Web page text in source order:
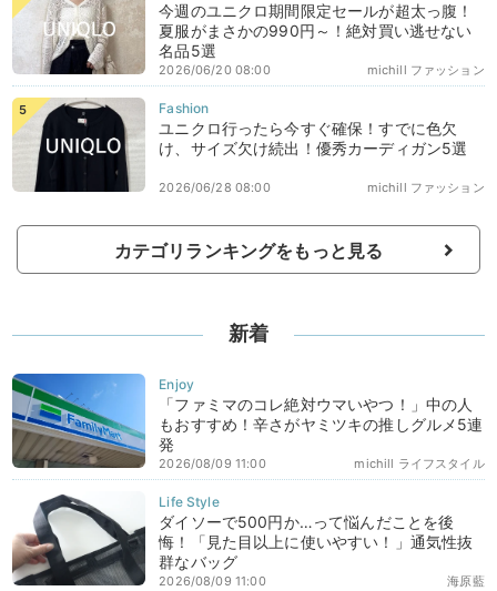
今週のユニクロ期間限定セールが超太っ腹！
夏服がまさかの990円～！絶対買い逃せない
名品5選
michill ファッション
2026/06/20 08:00
ユニクロ行ったら今すぐ確保！すでに色欠
け、サイズ欠け続出！優秀カーディガン5選
michill ファッション
2026/06/28 08:00
カテゴリランキングをもっと見る
新着
「ファミマのコレ絶対ウマいやつ！」中の人
もおすすめ！辛さがヤミツキの推しグルメ5連
発
michill ライフスタイル
2026/08/09 11:00
ダイソーで500円か…って悩んだことを後
悔！「見た目以上に使いやすい！」通気性抜
群なバッグ
海原藍
2026/08/09 11:00